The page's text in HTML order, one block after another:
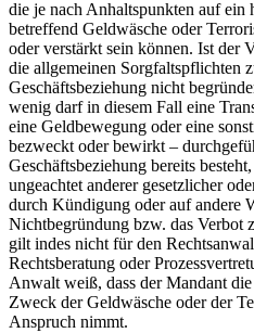
die je nach Anhaltspunkten auf ein
betreffend Geldwäsche oder
oder verstärkt sein können. Ist der
die allgemeinen Sorgfaltspflichten
Geschäftsbeziehung nicht
wenig darf in diesem Fall eine
eine Geldbewegung oder eine
bezweckt oder bewirkt –
Geschäftsbeziehung bereits
ungeachtet anderer gesetzlicher
durch Kündigung oder auf andere
Nichtbegründung bzw. das Verbot
gilt indes nicht für den
Rechtsberatung oder
Anwalt weiß, dass der Mandant
Zweck der Geldwäsche oder der
Anspruch nimmt.